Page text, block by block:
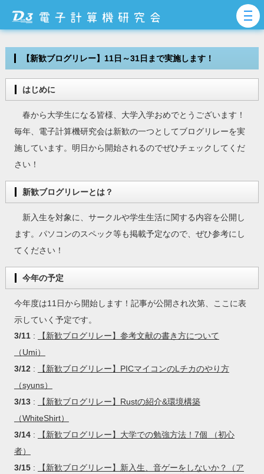
【新歓ブログリレー】11日～31日まで実施します！
はじめに
春から大学生になる皆様、大学入学おめでとうございます！
毎年、電子計算機研究会は新歓の一つとしてブログリレーを実
施しています。明日から開始されるのでぜひチェックしてくだ
さい！
新歓ブログリレーとは？
新入生を対象に、サークルや学生生活に関する内容を公開し
ます。パソコンのスペック等も掲載予定なので、ぜひ参考にし
てください！
今年の予定
今年度は11日から開始します！記事が公開され次第、ここに表
示していく予定です。
3/11:
【新歓ブログリレー】参考文献の書き方について
（Umi）
3/12:
【新歓ブログリレー】PICマイコンのLチカのやり方
（syuns）
3/13:
【新歓ブログリレー】Rustの紹介&環境構築
（WhiteShirt）
3/14:
【新歓ブログリレー】大学での勉強方法！7個 （初心
者）
3/15:
【新歓ブログリレー】新入生、音ゲーをしないか？（ア